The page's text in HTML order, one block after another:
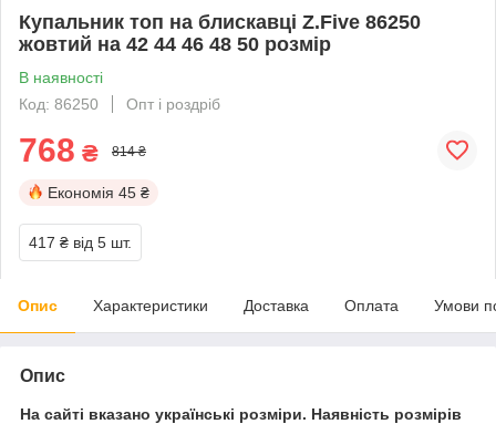
Купальник топ на блискавці Z.Five 86250
жовтий на 42 44 46 48 50 розмір
В наявності
Код: 86250
Опт і роздріб
768 ₴ 814 ₴
Економія 45 ₴
417 ₴ від 5 шт.
Опис Характеристики Доставка Оплата Умови
Опис
На сайті вказано українські розміри. Наявність розмірів